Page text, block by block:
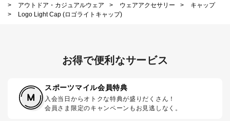
>
アウトドア・カジュアルウェア > ウェアアクセサリー >
キャップ
>
Logo Light Cap (ロゴライトキャップ)
お得で便利なサービス
スポーツマイル会員特典
入会当日からオトクな特典が盛りだくさん！
会員さま限定のキャンペーンもお見逃しなく。